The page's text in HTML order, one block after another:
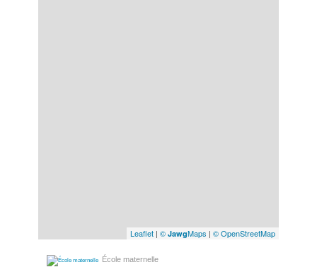
Leaflet | © JawgMaps | © OpenStreetMap
École maternelle